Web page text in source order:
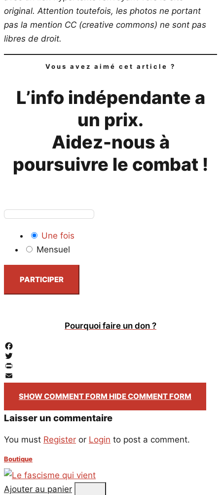
original. Attention toutefois, les photos ne portant
pas la mention CC (creative commons) ne sont pas
libres de droit.
Vous avez aimé cet article ?
L’info indépendante a
un prix.
Aidez-nous à
poursuivre le combat !
Une fois
Mensuel
PARTICIPER
Pourquoi faire un don ?
Facebook
Twitter
PrintFriendly
Email
SHOW COMMENT FORM HIDE COMMENT FORM
Laisser un commentaire
You must Register or Login to post a comment.
Boutique
Ajouter au panier